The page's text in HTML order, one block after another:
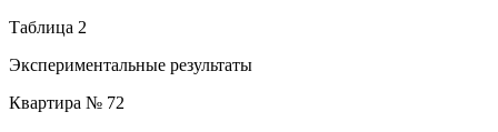
Таблица 2
Экспериментальные результаты
Квартира № 72